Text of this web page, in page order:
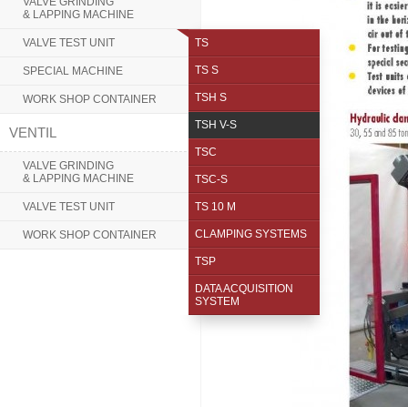
& LAPPING MACHINE
VALVE TEST UNIT TS
TS S
TSH S
TSH V-S
TSC
TSC-S
TS 10 M
CLAMPING SYSTEMS
TSP
DATA ACQUISITION
SYSTEM
SPECIAL MACHINE
WORK SHOP CONTAINER
VENTIL
VALVE GRINDING
& LAPPING MACHINE
VALVE TEST UNIT
WORK SHOP CONTAINER